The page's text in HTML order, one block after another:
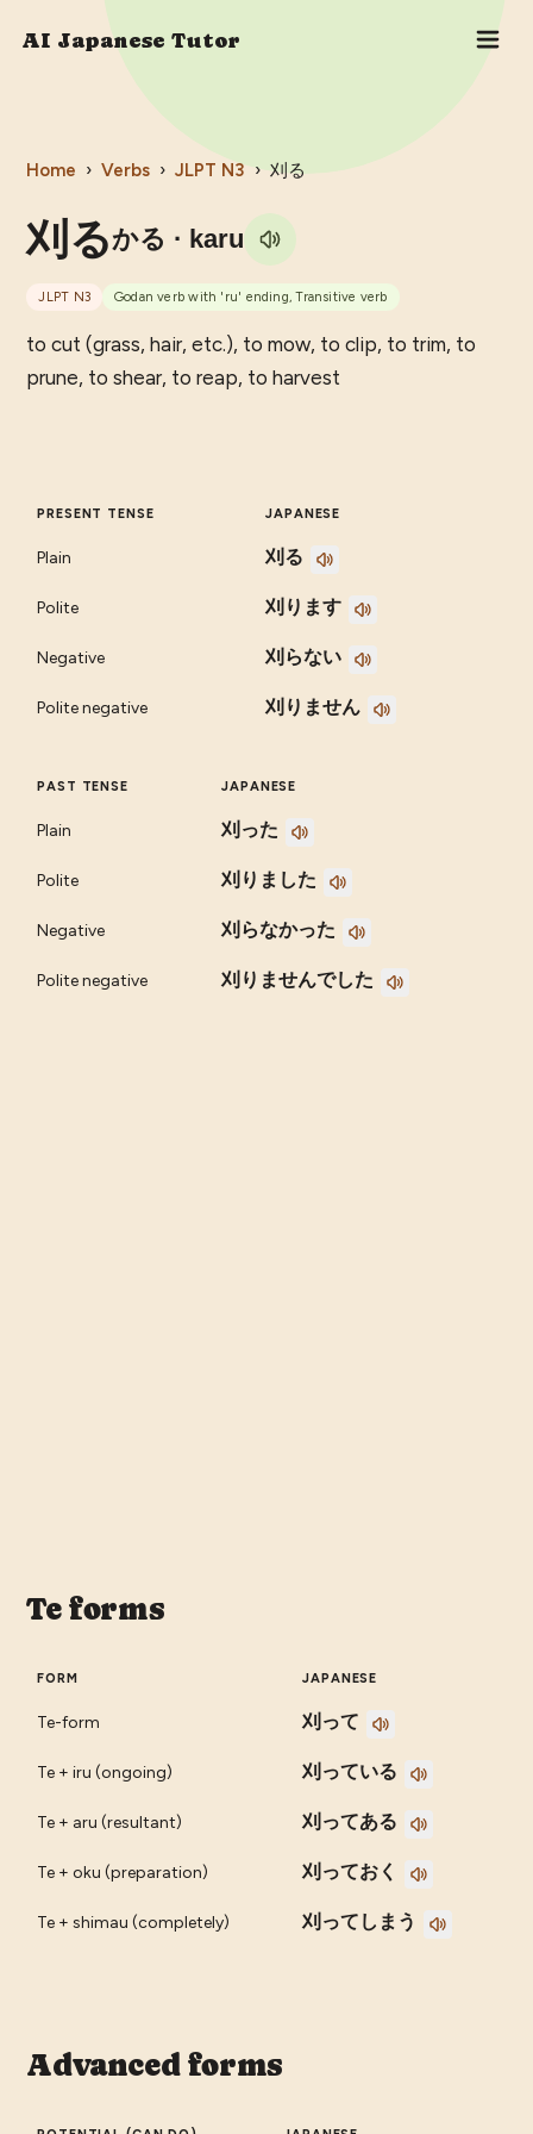
AI Japanese Tutor
Home › Verbs › JLPT N3 › 刈る
刈るかる · karu
JLPT N3 Godan verb with 'ru' ending, Transitive verb
to cut (grass, hair, etc.), to mow, to clip, to trim, to
prune, to shear, to reap, to harvest
PRESENT TENSE JAPANESE
Plain 刈る
Polite 刈ります
Negative 刈らない
Polite negative 刈りません
PAST TENSE JAPANESE
Plain 刈った
Polite 刈りました
Negative 刈らなかった
Polite negative 刈りませんでした
Te forms
FORM JAPANESE
Te-form 刈って
Te + iru (ongoing) 刈っている
Te + aru (resultant) 刈ってある
Te + oku (preparation) 刈っておく
Te + shimau (completely) 刈ってしまう
Advanced forms